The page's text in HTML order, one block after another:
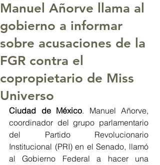
Manuel Añorve llama al
gobierno a informar
sobre acusaciones de la
FGR contra el
copropietario de Miss
Universo
Ciudad de México. Manuel Añorve,
coordinador del grupo parlamentario
del Partido Revolucionario
Institucional (PRI) en el Senado, llamó
al Gobierno Federal a hacer una